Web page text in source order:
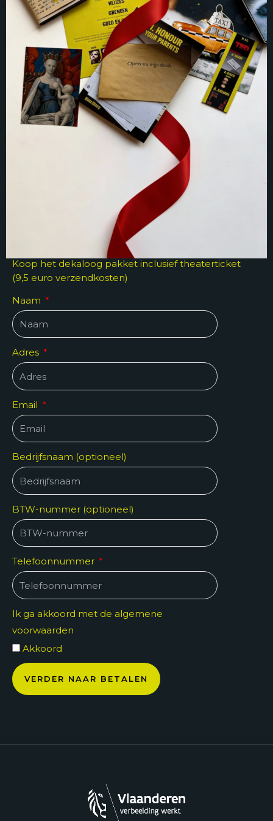
Koop het dekaloog pakket inclusief theaterticket
(9,5 euro verzendkosten)
Naam
Adres
Email
Bedrijfsnaam (optioneel)
BTW-nummer (optioneel)
Telefoonnummer
Ik ga akkoord met de algemene
voorwaarden
Akkoord
VERDER NAAR BETALEN